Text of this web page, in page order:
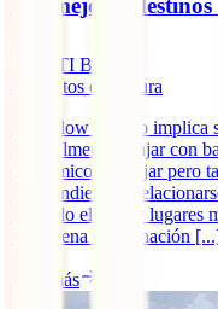
Los mejores
IATI Blog
minutos de lectura
Viajar low cost no implica
Normalmente, viajar con
económico de viajar pero
independiente y
Por todo ello, hay lugares
una buena combinación
Leer más